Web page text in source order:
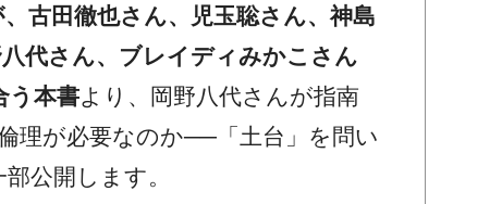
古田徹也さん、児玉聡さん、神島
代さん、ブレイディみかこさん
う本書より、岡野八代さんが指南
理が必要なのか──「土台」を問い
公開します。